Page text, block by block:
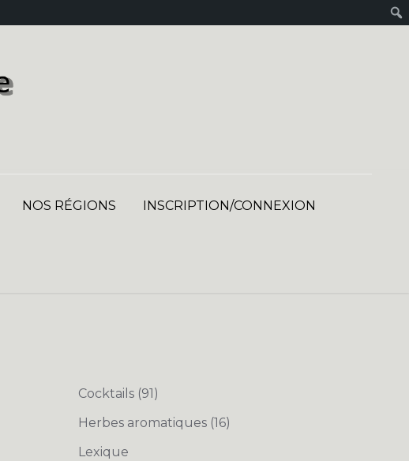
NOS RÉGIONS INSCRIPTION/CONNEXION
Cocktails (91)
Herbes aromatiques (16)
Lexique